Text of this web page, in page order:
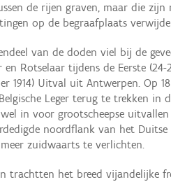
de rijen graven, maar die zijn
op de begraafplaats
van de doden viel bij de
en Rotselaar tijdens de Eerste (24-
1914) Uitval uit Antwerpen. Op
Leger terug te trekken in
in voor grootscheepse
noordflank van het
zuidwaarts te verlichten.
trachtten het breed vijandelijke